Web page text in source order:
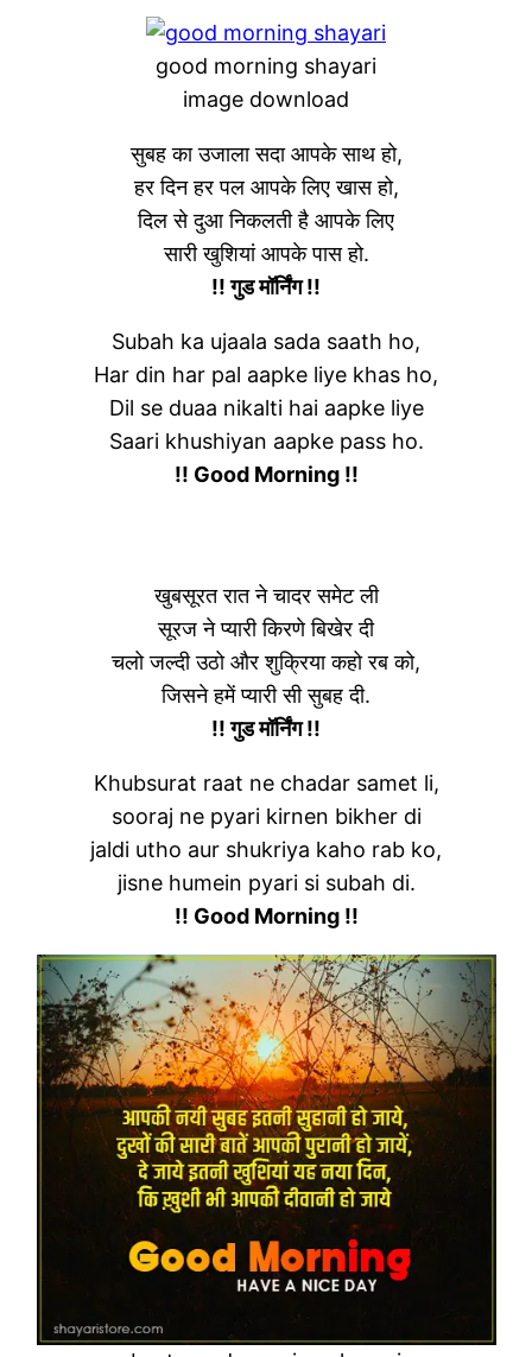
good morning shayari
image download
सुबह का उजाला सदा आपके साथ हो,
हर दिन हर पल आपके लिए खास हो,
दिल से दुआ निकलती है आपके लिए
सारी खुशियां आपके पास हो.
!! गुड मॉर्निंग !!
Subah ka ujaala sada saath ho,
Har din har pal aapke liye khas ho,
Dil se duaa nikalti hai aapke liye
Saari khushiyan aapke pass ho.
!! Good Morning !!
खुबसूरत रात ने चादर समेट ली
सूरज ने प्यारी किरणे बिखेर दी
चलो जल्दी उठो और शुक्रिया कहो रब को,
जिसने हमें प्यारी सी सुबह दी.
!! गुड मॉर्निंग !!
Khubsurat raat ne chadar samet li,
sooraj ne pyari kirnen bikher di
jaldi utho aur shukriya kaho rab ko,
jisne humein pyari si subah di.
!! Good Morning !!